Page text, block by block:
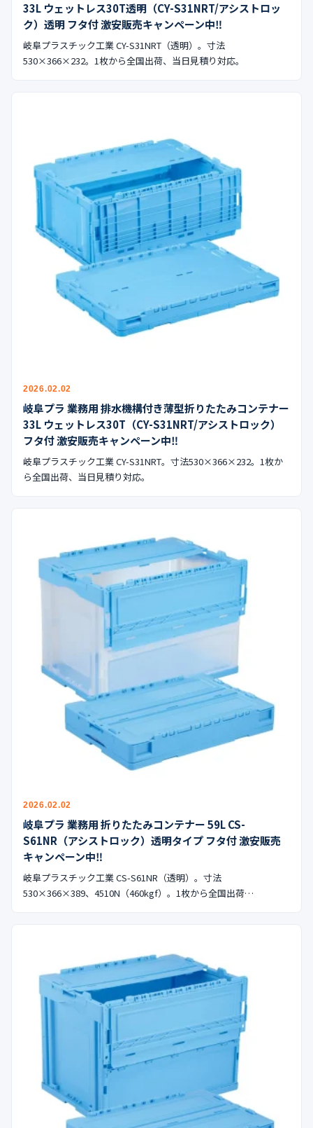
33L ウェットレス30T透明（CY-S31NRT/アシストロッ
ク）透明 フタ付 激安販売キャンペーン中‼︎
岐阜プラスチック工業 CY-S31NRT（透明）。寸法
530×366×232。1枚から全国出荷、当日見積り対応。
2026.02.02
岐阜プラ 業務用 排水機構付き薄型折りたたみコンテナー
33L ウェットレス30T（CY-S31NRT/アシストロック）
フタ付 激安販売キャンペーン中‼︎
岐阜プラスチック工業 CY-S31NRT。寸法530×366×232。1枚か
ら全国出荷、当日見積り対応。
2026.02.02
岐阜プラ 業務用 折りたたみコンテナー 59L CS-
S61NR（アシストロック）透明タイプ フタ付 激安販売
キャンペーン中‼︎
岐阜プラスチック工業 CS-S61NR（透明）。寸法
530×366×389、4510N（460kgf）。1枚から全国出荷…